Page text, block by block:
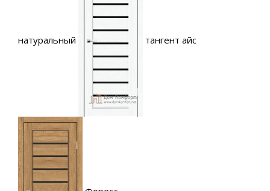
натуральный тангент айс